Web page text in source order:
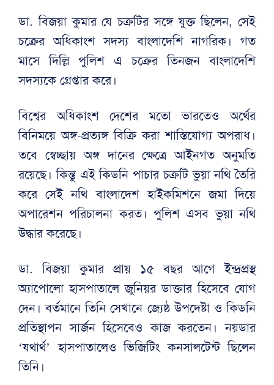
ডা. বিজয়া কুমার যে চক্রটির সঙ্গে যুক্ত ছিলেন, সেই
চক্রের অধিকাংশ সদস্য বাংলাদেশি নাগরিক। গত
মাসে দিল্লি পুলিশ এ চক্রের তিনজন বাংলাদেশি
সদস্যকে গ্রেপ্তার করে।
বিশ্বের অধিকাংশ দেশের মতো ভারতেও অর্থের
বিনিময়ে অঙ্গ-প্রত্যঙ্গ বিক্রি করা শাস্তিযোগ্য অপরাধ।
তবে স্বেচ্ছায় অঙ্গ দানের ক্ষেত্রে আইনগত অনুমতি
রয়েছে। কিন্তু এই কিডনি পাচার চক্রটি ভুয়া নথি তৈরি
করে সেই নথি বাংলাদেশ হাইকমিশনে জমা দিয়ে
অপারেশন পরিচালনা করত। পুলিশ এসব ভুয়া নথি
উদ্ধার করেছে।
ডা. বিজয়া কুমার প্রায় ১৫ বছর আগে ইন্দ্রপ্রস্থ
অ্যাপোলো হাসপাতালে জুনিয়র ডাক্তার হিসেবে যোগ
দেন। বর্তমানে তিনি সেখানে জ্যেষ্ঠ উপদেষ্টা ও কিডনি
প্রতিস্থাপন সার্জন হিসেবেও কাজ করতেন। নয়ডার
‘যথার্থ’ হাসপাতালেও ভিজিটিং কনসালটেন্ট ছিলেন
তিনি।